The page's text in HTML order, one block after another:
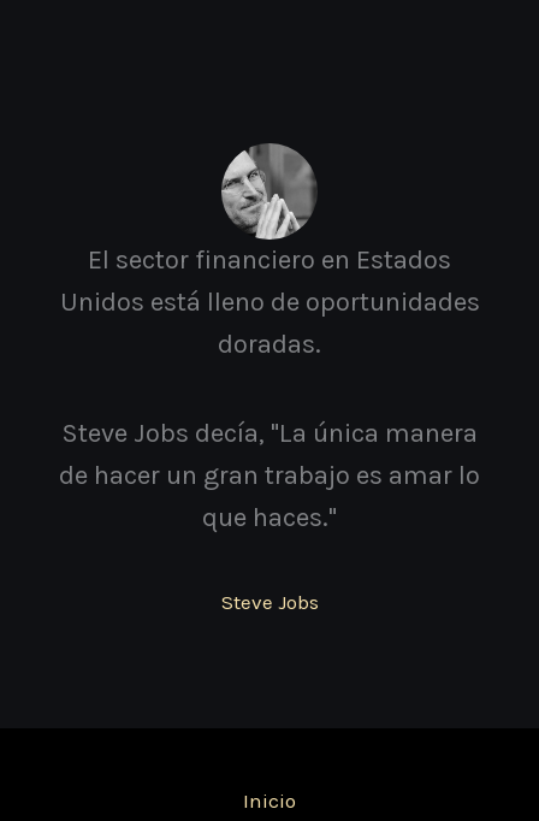
El sector financiero en Estados
Unidos está lleno de oportunidades
doradas.
Steve Jobs decía, "La única manera
de hacer un gran trabajo es amar lo
que haces."
Steve Jobs
Inicio